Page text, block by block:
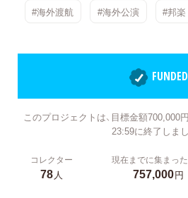
#海外渡航 #海外公演 #邦楽
FUNDED
このプロジェクトは、目標金額700,000
23:59に終了しまし
コレクター
78人
現在までに集まっ
757,000円